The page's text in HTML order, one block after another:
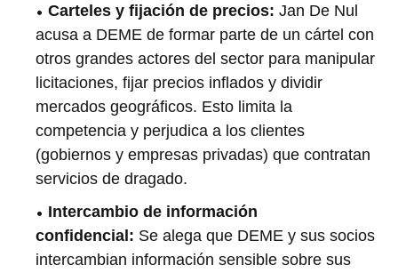
Carteles y fijación de precios: Jan De Nul
acusa a DEME de formar parte de un cártel con
otros grandes actores del sector para manipular
licitaciones, fijar precios inflados y dividir
mercados geográficos. Esto limita la
competencia y perjudica a los clientes
(gobiernos y empresas privadas) que contratan
servicios de dragado.
Intercambio de información
confidencial: Se alega que DEME y sus socios
intercambian información sensible sobre sus